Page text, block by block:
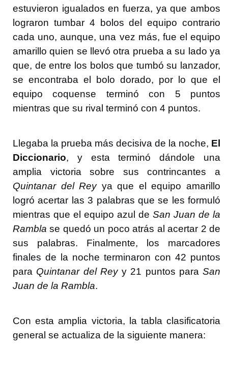
estuvieron igualados en fuerza, ya que ambos
lograron tumbar 4 bolos del equipo contrario
cada uno, aunque, una vez más, fue el equipo
amarillo quien se llevó otra prueba a su lado ya
que, de entre los bolos que tumbó su lanzador,
se encontraba el bolo dorado, por lo que el
equipo coquense terminó con 5 puntos
mientras que su rival terminó con 4 puntos.
Llegaba la prueba más decisiva de la noche, El
Diccionario, y esta terminó dándole una
amplia victoria sobre sus contrincantes a
Quintanar del Reyya que el equipo amarillo
logró acertar las 3 palabras que se les formuló
mientras que el equipo azul de San Juan de la
Rambla se quedó un poco atrás al acertar 2 de
sus palabras. Finalmente, los marcadores
finales de la noche terminaron con 42 puntos
para Quintanar del Reyy 21 puntos para San
Juan de la Rambla.
Con esta amplia victoria, la tabla clasificatoria
general se actualiza de la siguiente manera: